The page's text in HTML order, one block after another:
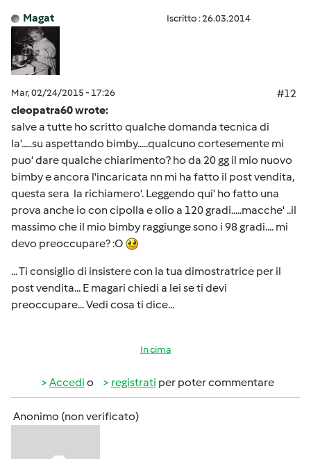
Magat Iscritto : 26.03.2014
Mar, 02/24/2015 - 17:26
#12
cleopatra60 wrote:
salve a tutte ho scritto qualche domanda tecnica di
la'.....su aspettando bimby.....qualcuno cortesemente mi
puo' dare qualche chiarimento? ho da 20 gg il mio nuovo
bimby e ancora l'incaricata nn mi ha fatto il post vendita,
questa sera la richiamero'. Leggendo qui' ho fatto una
prova anche io con cipolla e olio a 120 gradi.....macche' ..il
massimo che il mio bimby raggiunge sono i 98 gradi.... mi
devo preoccupare? :O
... Ti consiglio di insistere con la tua dimostratrice per il
post vendita... E magari chiedi a lei se ti devi
preoccupare... Vedi cosa ti dice...
In cima
Accedi o registrati per poter commentare
Anonimo (non verificato)